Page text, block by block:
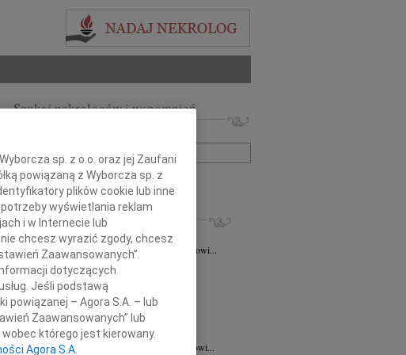
Szukaj nekrologów i wspomnień
+ szukanie zaawansowane
INNE NEKROLOGI
Ewa Staśkiewicz 03.08.2026Lublin
Panu Profesorowi Grzegorzowi Staśkiewiczowi...
03.08.2026Lublin
Panu dr hab. n. med. Grzegorzowi...
31.07.2026Lublin
Wyrazy głębokiego współczucia dla dr...
31.07.2026Lublin
Naszemu Koledze dr hab. n. med. Grzegorzowi...
sp. z o.o. oraz jej Zaufani
powiązaną z Wyborcza sp. z
plików cookie lub inne
wyświetlania reklam
i w Internecie lub
chcesz wyrazić zgody, chcesz
Zaawansowanych”.
dotyczących
Jeśli podstawą
powiązanej – Agora S.A. – lub
Zaawansowanych” lub
którego jest kierowany.
Agora S.A.